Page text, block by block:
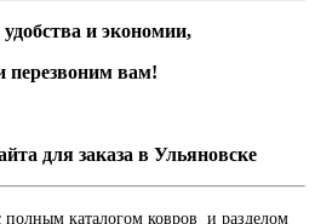
и экономии,
перезвоним вам!
для заказа в Ульяновске
полным каталогом ковров и разделом